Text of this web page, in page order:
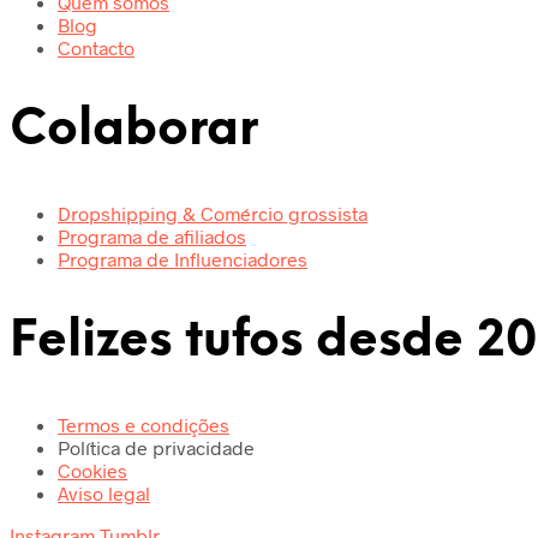
Blog
Contacto
Colaborar
Dropshipping & Comércio grossista
Programa de afiliados
Programa de Influenciadores
Felizes tufos desde
Termos e condições
Política de privacidade
Cookies
Aviso legal